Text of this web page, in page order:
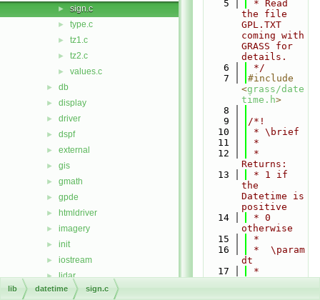
► sign.c
► type.c
► tz1.c
► tz2.c
► values.c
► db
► display
► driver
► dspf
► external
► gis
► gmath
► gpde
► htmldriver
► imagery
► init
► iostream
► lidar
► linkm
    5
* Read
the file
GPL.TXT
coming with
GRASS for
details.
    6
*/
    7
#include
<grass/date
time.h>
    8
    9
/*!
   10
* \brief
   11
*
   12
*
Returns:
   13
* 1 if
the
Datetime is
positive
   14
* 0
otherwise
   15
*
   16
*  \param
dt
   17
*
lib datetime sign.c